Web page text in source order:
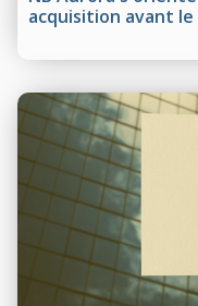
acquisition avant